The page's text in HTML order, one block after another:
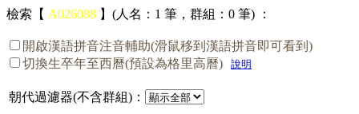
檢索【 A026088 】(人名：1 筆，群組：0 筆) ：
開啟漢語拼音注音輔助(滑鼠移到漢語拼音即可看到)
切換生卒年至西曆(預設為格里高曆)
說明
朝代過濾器(不含群組)：